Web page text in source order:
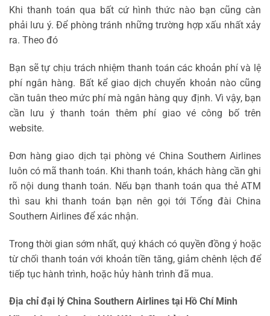
Khi thanh toán qua bất cứ hình thức nào bạn cũng càn
phải lưu ý. Để phòng tránh những trường hợp xấu nhất xảy
ra. Theo đó
Bạn sẽ tự chịu trách nhiệm thanh toán các khoản phí và lệ
phí ngân hàng. Bất kể giao dịch chuyển khoản nào cũng
cần tuân theo mức phí mà ngân hàng quy định. Vì vậy, bạn
cần lưu ý thanh toán thêm phí giao vé công bố trên
website.
Đơn hàng giao dịch tại phòng vé China Southern Airlines
luôn có mã thanh toán. Khi thanh toán, khách hàng cần ghi
rõ nội dung thanh toán. Nếu bạn thanh toán qua thẻ ATM
thì sau khi thanh toán bạn nên gọi tới Tổng đài China
Southern Airlines để xác nhận.
Trong thời gian sớm nhất, quý khách có quyền đồng ý hoặc
từ chối thanh toán với khoản tiền tăng, giảm chênh lệch để
tiếp tục hành trình, hoặc hủy hành trình đã mua.
Địa chỉ đại lý China Southern Airlines tại Hồ Chí Minh